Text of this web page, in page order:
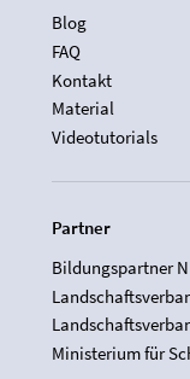
Blog
FAQ
Kontakt
Material
Videotutorials
Partner
Bildungspartner
Ministerium für